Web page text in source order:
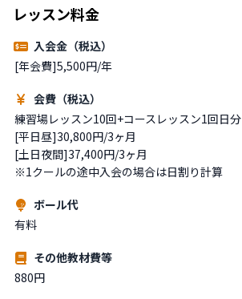
レッスン料金
入会金（税込）
[年会費]5,500円/年
会費（税込）
練習場レッスン10回+コースレッスン1回日分
[平日昼]30,800円/3ヶ月
[土日夜間]37,400円/3ヶ月
※1クールの途中入会の場合は日割り計算
ボール代
有料
その他教材費等
880円